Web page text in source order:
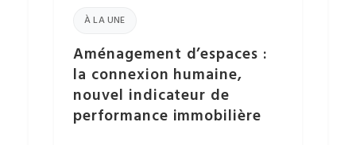
À LA UNE
Aménagement d’espaces :
la connexion humaine,
nouvel indicateur de
performance immobilière